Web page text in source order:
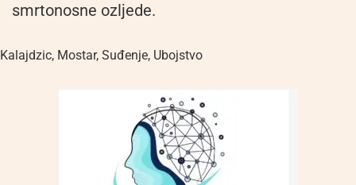
smrtonosne ozljede.
Kalajdzic, Mostar, Suđenje, Ubojstvo